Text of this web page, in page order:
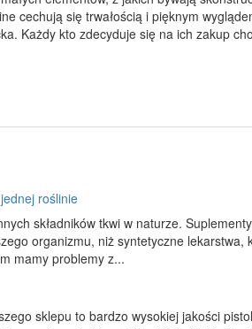
cechują się trwałością i pięknym
Każdy kto zdecyduje się na ich zakup
roślinie
składników tkwi w naturze.
organizmu, niż syntetyczne
mamy problemy z...
sklepu to bardzo wysokiej jakości